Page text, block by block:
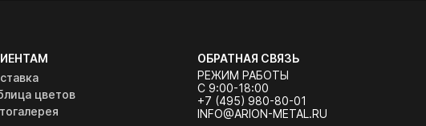
цветов
ОБРАТНАЯ СВЯЗЬ
РЕЖИМ РАБОТЫ
С 9:00-18:00
+7 (495) 980-80-01
INFO@ARION-METAL.RU